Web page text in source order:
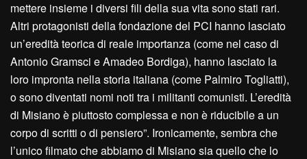
mettere insieme i diversi fili della sua vita sono stati rari.
Altri protagonisti della fondazione del PCI hanno lasciato
un’eredità teorica di reale importanza (come nel caso di
Antonio Gramsci e Amadeo Bordiga), hanno lasciato la
loro impronta nella storia italiana (come Palmiro Togliatti),
o sono diventati nomi noti tra i militanti comunisti. L’eredità
di Misiano è piuttosto complessa e non è riducibile a un
corpo di scritti o di pensiero”. Ironicamente, sembra che
l’unico filmato che abbiamo di Misiano sia quello che lo